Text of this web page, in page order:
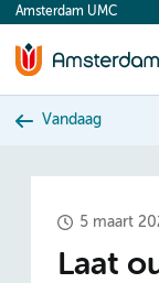
content
Amsterdam UMC
Vandaag
5 maart
Laat